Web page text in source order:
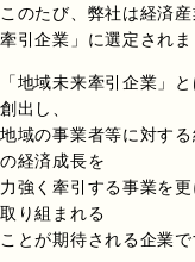
このたび、弊社は経済
牽引企業」に選定されま
「地域未来牽引企業」
創出し、
地域の事業者等に対す
の経済成長を
力強く牽引する事業を
取り組まれる
ことが期待される企業で